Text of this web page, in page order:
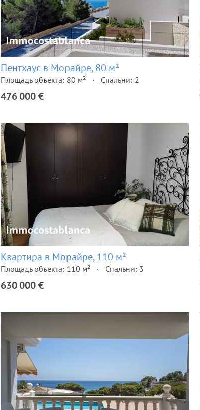
Пентхаус в Морайре, 80 м²
Площадь объекта: 80 м² Спальни: 2
476 000 €
Квартира в Морайре, 110 м²
Площадь объекта: 110 м² Спальни: 3
630 000 €